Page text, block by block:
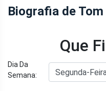
Biografia de
Que
Dia Da
Semana: